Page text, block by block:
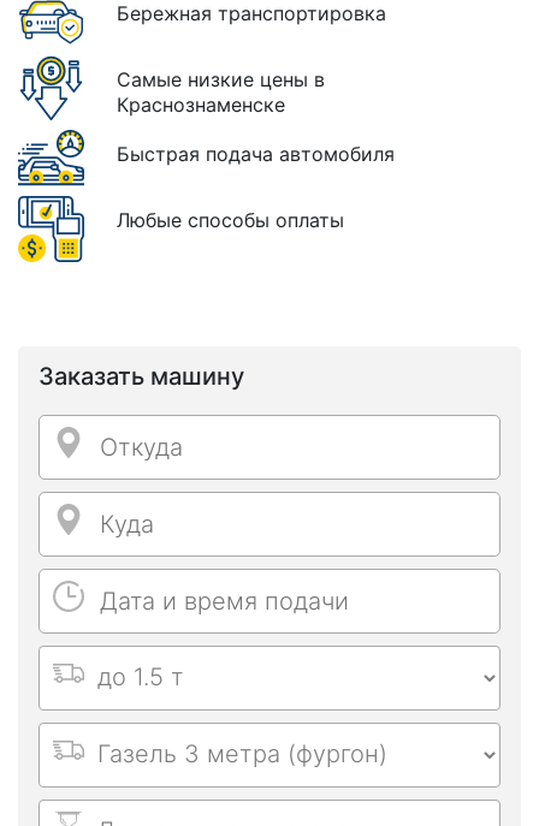
Бережная транспортировка
Самые низкие цены в
Краснознаменске
Быстрая подача автомобиля
Любые способы оплаты
Заказать машину